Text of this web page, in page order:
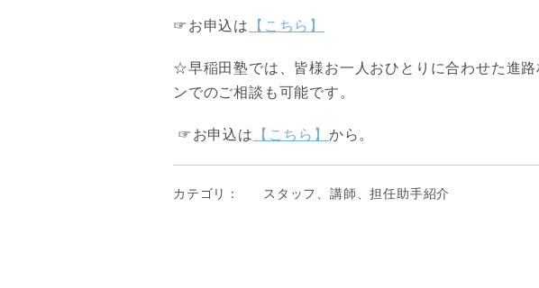
☞お申込は 【こちら】
☆早稲田塾では、皆様お一人おひとりに合わせた進
ンでのご相談も可能です。
☞お申込は 【こちら】 から。
カテゴリ： スタッフ、講師、担任助手紹介